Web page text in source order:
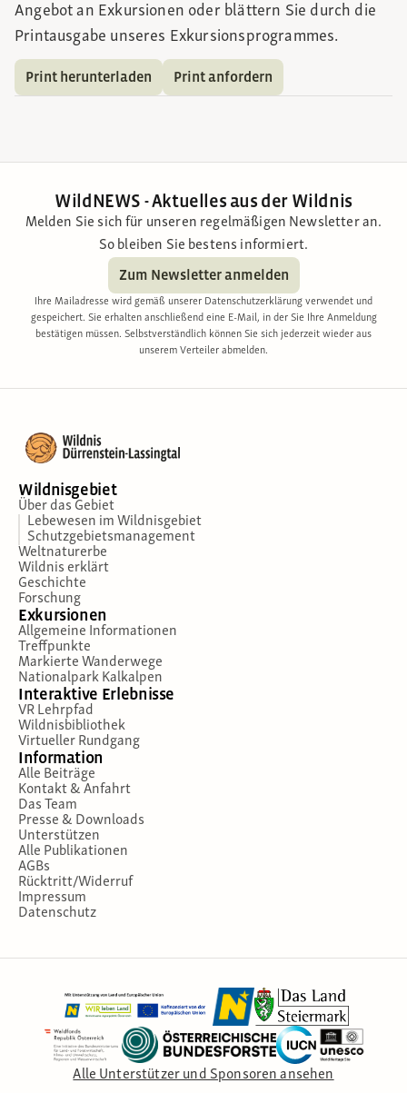
Angebot an Exkursionen oder blättern Sie durch die
Printausgabe unseres Exkursionsprogrammes.
Print herunterladen Print anfordern
WildNEWS - Aktuelles aus der Wildnis
Melden Sie sich für unseren regelmäßigen Newsletter an.
So bleiben Sie bestens informiert.
Zum Newsletter anmelden
Ihre Mailadresse wird gemäß unserer Datenschutzerklärung verwendet und
gespeichert. Sie erhalten anschließend eine E-Mail, in der Sie Ihre Anmeldung
bestätigen müssen. Selbstverständlich können Sie sich jederzeit wieder aus
unserem Verteiler abmelden.
Wildnisgebiet
Über das Gebiet
Lebewesen im Wildnisgebiet
Schutzgebietsmanagement
Weltnaturerbe
Wildnis erklärt
Geschichte
Forschung
Exkursionen
Allgemeine Informationen
Treffpunkte
Markierte Wanderwege
Nationalpark Kalkalpen
Interaktive Erlebnisse
VR Lehrpfad
Wildnisbibliothek
Virtueller Rundgang
Information
Alle Beiträge
Kontakt & Anfahrt
Das Team
Presse & Downloads
Unterstützen
Alle Publikationen
AGBs
Rücktritt/Widerruf
Impressum
Datenschutz
Alle Unterstützer und Sponsoren ansehen